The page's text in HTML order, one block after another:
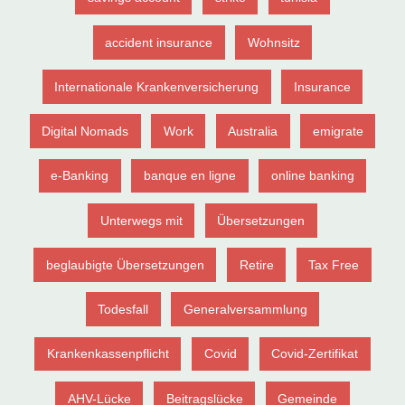
accident insurance Wohnsitz
Internationale Krankenversicherung Insurance
Digital Nomads Work Australia emigrate
e-Banking banque en ligne online banking
Unterwegs mit Übersetzungen
beglaubigte Übersetzungen Retire Tax Free
Todesfall Generalversammlung
Krankenkassenpflicht Covid Covid-Zertifikat
AHV-Lücke Beitragslücke Gemeinde